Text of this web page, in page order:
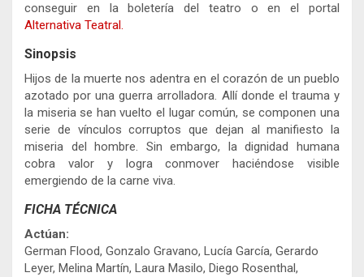
conseguir en la boletería del teatro o en el portal
Alternativa Teatral.
Sinopsis
Hijos de la muerte nos adentra en el corazón de un pueblo
azotado por una guerra arrolladora. Allí donde el trauma y
la miseria se han vuelto el lugar común, se componen una
serie de vínculos corruptos que dejan al manifiesto la
miseria del hombre. Sin embargo, la dignidad humana
cobra valor y logra conmover haciéndose visible
emergiendo de la carne viva.
FICHA TÉCNICA
Actúan:
German Flood, Gonzalo Gravano, Lucía García, Gerardo
Leyer, Melina Martín, Laura Masilo, Diego Rosenthal,